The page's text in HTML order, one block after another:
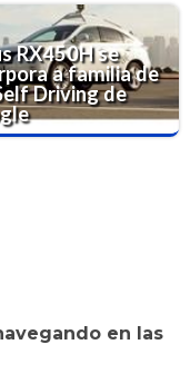
RX450H se
a familia de
Driving de
en las